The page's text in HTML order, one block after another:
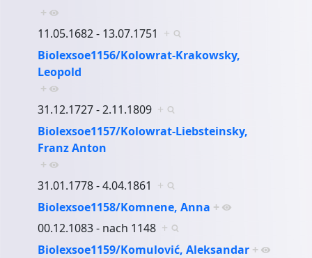
+
11.05.1682 - 13.07.1751 +
Biolexsoe1156/Kolowrat-Krakowsky,
Leopold
+
31.12.1727 - 2.11.1809 +
Biolexsoe1157/Kolowrat-Liebsteinsky,
Franz Anton
+
31.01.1778 - 4.04.1861 +
Biolexsoe1158/Komnene, Anna +
00.12.1083 - nach 1148 +
Biolexsoe1159/Komulović, Aleksandar +